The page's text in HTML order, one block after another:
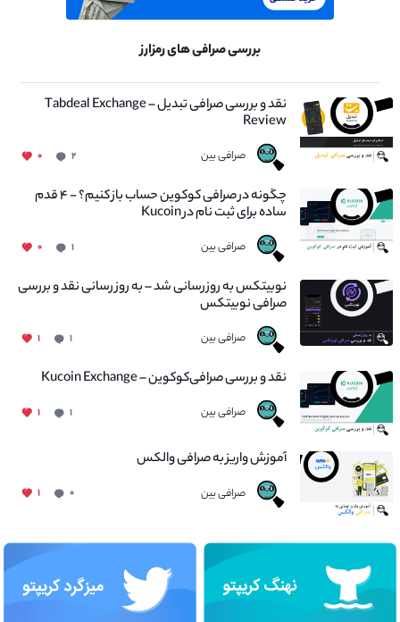
بررسی صرافی های رمزارز
نقد و بررسی صرافی تبدیل – Tabdeal Exchange
Review
صرافی بین ۲ ۰
چگونه در صرافی کوکوین حساب باز کنیم؟ - ۴ قدم
ساده برای ثبت نام در Kucoin
صرافی بین ۱ ۰
نوبیتکس به روزرسانی شد – به روز رسانی نقد و بررسی
صرافی نوبیتکس
صرافی بین ۱ ۱
نقد و بررسی صرافی‌کوکوین – Kucoin Exchange
صرافی بین ۱ ۱
آموزش واریز به صرافی والکس
صرافی بین ۰ ۱